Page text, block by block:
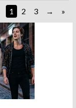
1 2 3 »